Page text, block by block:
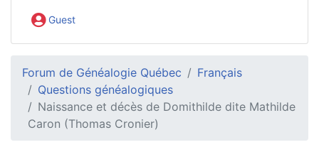
Guest
Forum de Généalogie Québec
Français
Questions généalogiques
Naissance et décès de Domithilde dite Mathilde
Caron (Thomas Cronier)